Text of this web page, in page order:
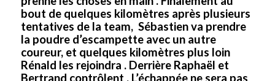
bout de quelques kilomètres après plusieurs
tentatives de la team, Sébastien va prendre
la poudre d’escampette avec un autre
coureur, et quelques kilomètres plus loin
Rénald les rejoindra . Derrière Raphaël et
Bertrand contrôlent . L’échappée ne sera pas